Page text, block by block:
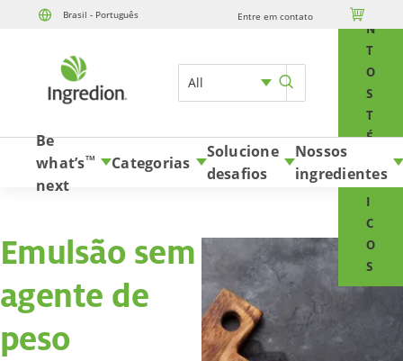
Brasil - Português Entre em contato 
All
N
T
O
S
T
É
N
I
C
O
S
Skip to content
Be
what’s
next
TM Categorias
Solucione
desafios
Nossos
ingredientes
Emulsão sem
agente de
peso